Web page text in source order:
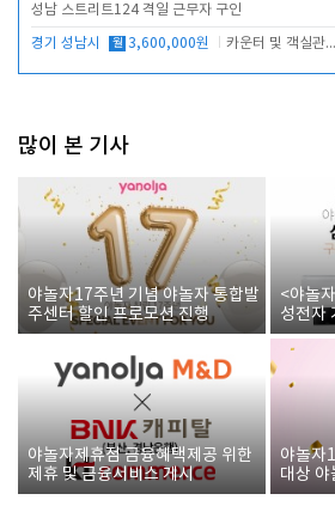
성남 스트리트124 격일 근무자 구인
경기 성남시 월 3,600,000원 카운터 및 객실관리 전반
많이 본 기사
야놀자17주년 기념 야놀자 통합발
주센터 할인 프로모션 진행
<야놀
성전자
야놀자제휴점 금융혜택제공 위한
제휴 및 금융서비스 게시
야놀자
대상
폰 증정